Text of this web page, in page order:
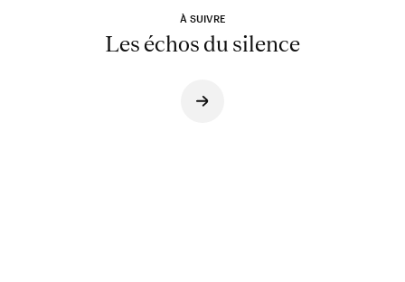
À SUIVRE
Les échos du silence